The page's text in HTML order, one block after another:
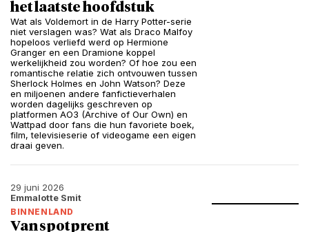
het laatste hoofdstuk
Wat als Voldemort in de Harry Potter-serie
niet verslagen was? Wat als Draco Malfoy
hopeloos verliefd werd op Hermione
Granger en een Dramione koppel
werkelijkheid zou worden? Of hoe zou een
romantische relatie zich ontvouwen tussen
Sherlock Holmes en John Watson? Deze
en miljoenen andere fanfictieverhalen
worden dagelijks geschreven op
platformen AO3 (Archive of Our Own) en
Wattpad door fans die hun favoriete boek,
film, televisieserie of videogame een eigen
draai geven.
29 juni 2026
Emmalotte Smit
BINNENLAND
Van spotprent